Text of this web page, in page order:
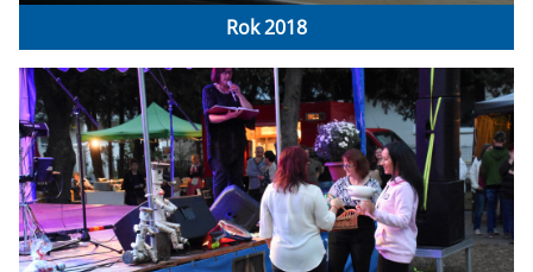
Rok 2018